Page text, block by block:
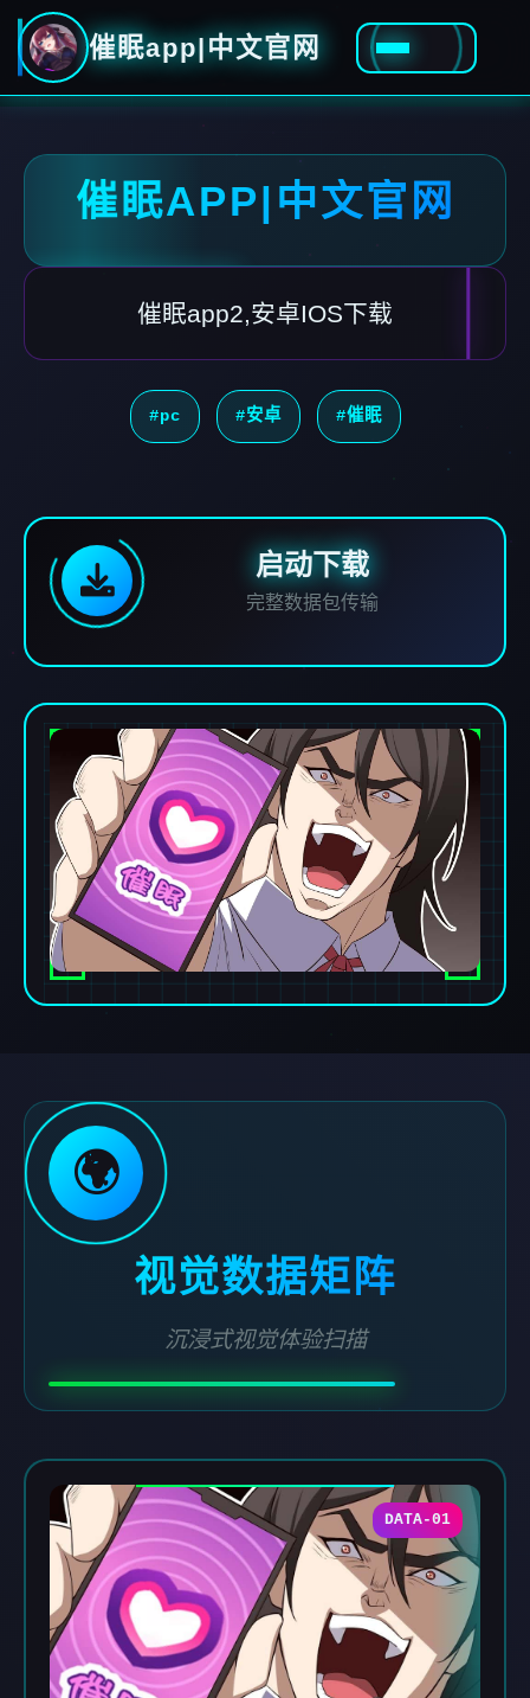
催眠app|中文官网
催眠APP|中文官网
催眠app2,安卓IOS下载
#pc #安卓 #催眠
启动下载
完整数据包传输
🌍
视觉数据矩阵
沉浸式视觉体验扫描
DATA-01